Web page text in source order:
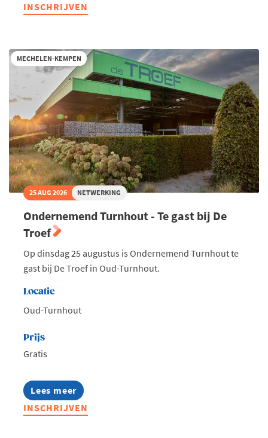
Voka
on
water
INSCHRIJVEN
MECHELEN-KEMPEN
25 AUG 2026 NETWERKING
Ondernemend Turnhout - Te gast bij De
Troef
Op dinsdag 25 augustus is Ondernemend Turnhout te
gast bij De Troef in Oud-Turnhout.
Locatie
Oud-Turnhout
Prijs
Gratis
Lees meer
about
Ondernemend
Turnhout
INSCHRIJVEN